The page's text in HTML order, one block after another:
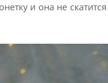
и она не